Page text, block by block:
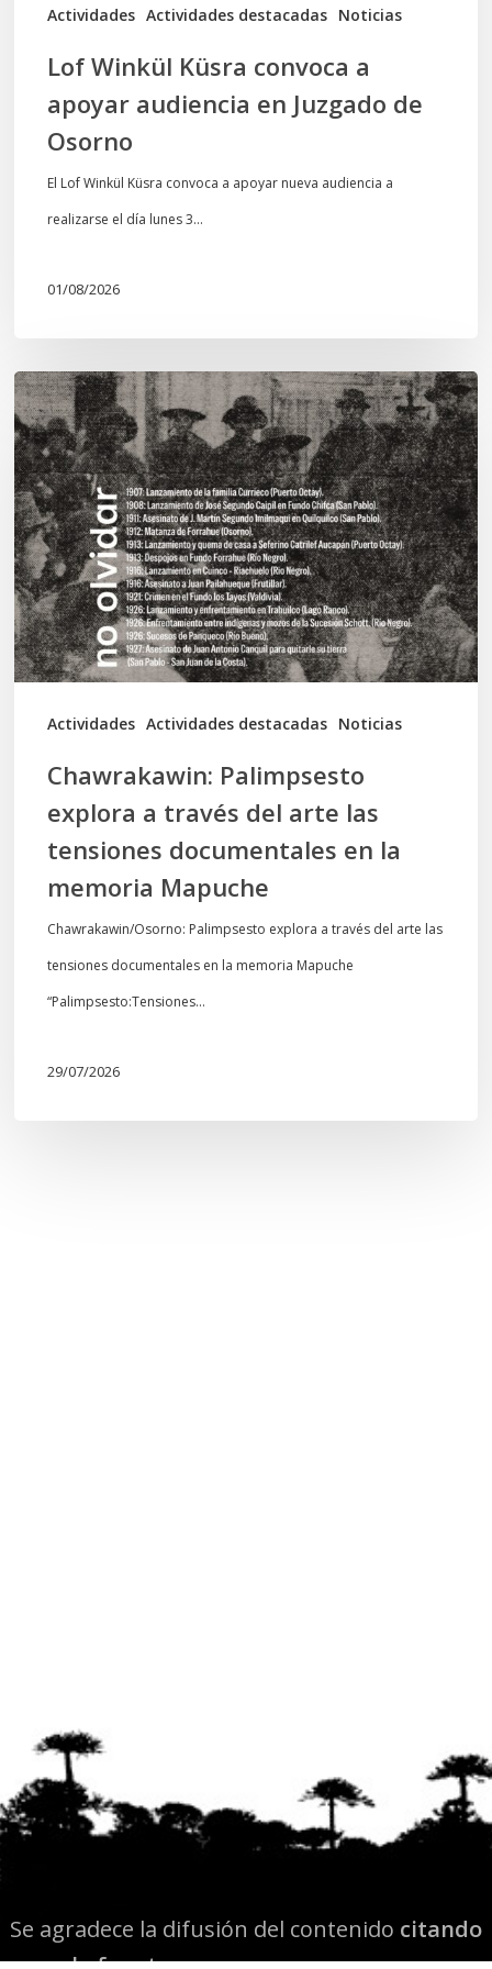
Actividades Actividades destacadas Noticias
Lof Winkül Küsra convoca a
apoyar audiencia en Juzgado de
Osorno
El Lof Winkül Küsra convoca a apoyar nueva audiencia a
realizarse el día lunes 3…
01/08/2026
Actividades Actividades destacadas Noticias
Chawrakawin:
Palimpsesto
explora
a
través
del
arte
las
tensiones
documentales
memoria
Mapuche
Chawrakawin: Palimpsesto
explora a través del arte las
tensiones documentales en la
memoria Mapuche
Chawrakawin/Osorno: Palimpsesto explora a través del arte las
tensiones documentales en la memoria Mapuche
“Palimpsesto:Tensiones…
29/07/2026
Se agradece la difusión del contenido citando